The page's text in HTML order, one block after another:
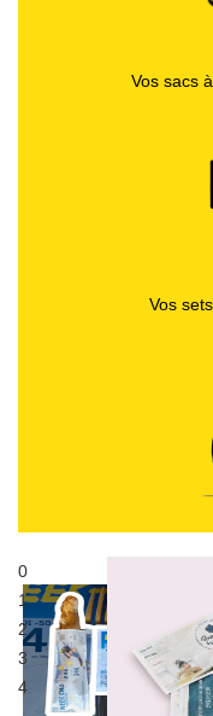
Vos sacs
Vos
Sac à pain
0
1
2
3
4